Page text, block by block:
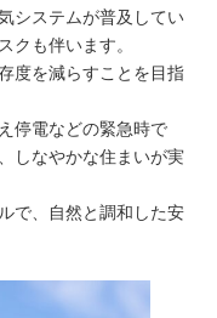
システムが普及してい
クも伴います。
度を減らすことを目指
停電などの緊急時で
しなやかな住まいが実
で、自然と調和した安